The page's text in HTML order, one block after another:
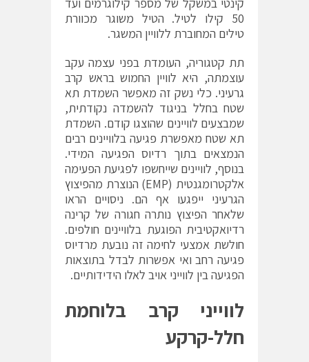
50 קילו לטיל. הטיל משוגר מכוורת
טילים המחוברת ללוויין המשגר.
תת קטגוריה, העומדת בפני עצמה עקב
עוצמתה, היא לוויין החמוש בראש קרב
גרעיני. כלי נשק זה מאפשר השמדת תא
שטח בחלל בניגוד להשמדה נקודתית,
שמבצעים לוויינים שהוצגו קודם. השמדת
תא שטח מאפשרת פגיעה בלוויינים רבים
הנמצאים בתוך רדיוס הפגיעה המידי.
בנוסף, לוויינים שייחשפו לפגיעת הפעימה
אלקטרומגנטית (EMP) הנוצרת מהפיצוץ
הגרעיני ייפגעו אף הם. ניסויים הראו
שלאחר הפיצוץ נותרה חגורה של קרינה
רדיואקטיבית הפוגעת בלוויינים חולפים.
חולשת אמצעי לחימה זה נובעת מרדיוס
פגיעה רחב ואי אפשרות לבדל בתוצאות
הפגיעה בין לווייני אויב לאלו הידידותיים.
לווייני קרב בלוחמת
חלל-קרקע